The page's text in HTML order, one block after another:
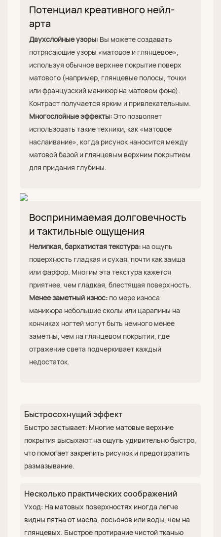
Потенциал креативного нейл-
арта
Двухслойные узоры:Вы можете создавать
потрясающие узоры «матовое и глянцевое»,
используя обычное верхнее покрытие поверх
матового (например, глянцевые полосы, точки
или французский маникюр на матовом фоне).
Контраст получается ярким и привлекательным.
Многослойные эффекты:Это позволяет
использовать такие техники, как «матовое
наслаивание», когда рисунок наносится между
матовой базой и глянцевым верхним покрытием
для придания глубины.
Воспринимаемая долговечность
и тактильные ощущения
Нелипкая, бархатистая текстура:на ощупь
поверхность гладкая и сухая, почти как замша
или фарфор. Многим эта текстура кажется
приятнее, чем гладкая, блестящая поверхность.
Менее заметный износ:по мере износа
маникюра небольшие сколы или царапины на
кончиках ногтей могут быть немного менее
заметны, чем на глянцевом покрытии, где
отражение света подчеркивает каждый
недостаток.
Быстросохнущий эффект
Быстро застывает: Многие матовые верхние
покрытия высыхают на ощупь удивительно быстро,
что помогает закрепить рисунок и предотвратить
размазывание.
Несколько практических соображений
Уход: На матовых поверхностях иногда легче
видны пятна от масла, лосьонов или воды, чем на
глянцевых. Быстрое протирание чистой тканью